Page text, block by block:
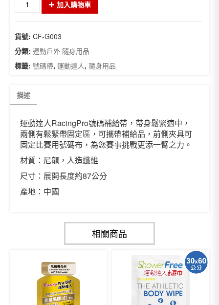
達
RacingPro
號
碼
補
藍
色
量
加入購物車
貨號: CF-G003
分類: 運動戶外 隨身用品
標籤: 號碼帶, 運動達人, 隨身用品
描述
運動達人RacingPro號碼補給帶，帶身鬆緊適中，
兩側有鬆緊帶固定區，可攜帶補給品，前側夾具可
固定比賽用號碼布，為您賽事挑戰更添一臂之力。
材質：尼龍，人造纖維
尺寸：展開長度約87公分
產地：中國
相關商品